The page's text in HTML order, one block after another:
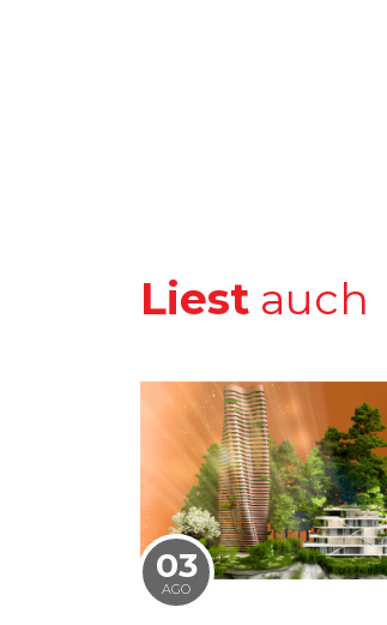
Liest auch
03
AGO